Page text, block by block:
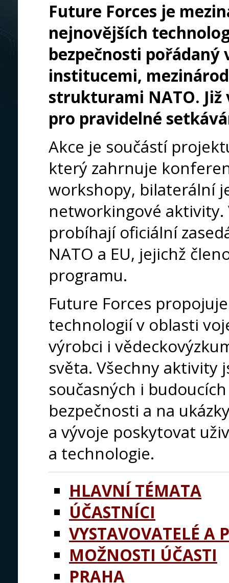
Future Forces je
nejnovějších
bezpečnosti pořádaný
institucemi,
strukturami NATO. Již
pro pravidelné
Akce je součástí
který zahrnuje
workshopy, bilaterální
networkingové aktivity.
probíhají oficiální
NATO a EU, jejichž
programu.
Future Forces
technologií v oblasti
výrobci i
světa. Všechny aktivity
současných i
bezpečnosti a na
a vývoje poskytovat
a technologie.
HLAVNÍ TÉMATA
ÚČASTNÍCI
VYSTAVOVATELÉ A
MOŽNOSTI ÚČASTI
PRAHA